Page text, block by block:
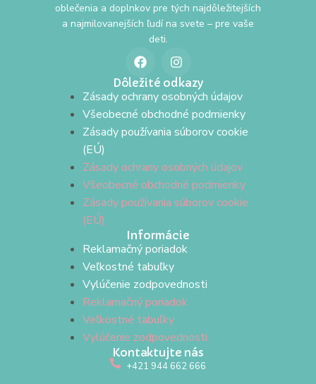
oblečenia a doplnkov pre tých najdôležitejších
a najmilovanejších ľudí na svete – pre vaše
deti.
Dôležité odkazy
Zásady ochrany osobných údajov
Všeobecné obchodné podmienky
Zásady používania súborov cookie
(EÚ)
Zásady ochrany osobných údajov
Všeobecné obchodné podmienky
Zásady používania súborov cookie
(EÚ)
Informácie
Reklamačný poriadok
Veľkostné tabuľky
Vylúčenie zodpovednosti
Reklamačný poriadok
Veľkostné tabuľky
Vylúčenie zodpovednosti
Kontaktujte nás
+421 944 662 666